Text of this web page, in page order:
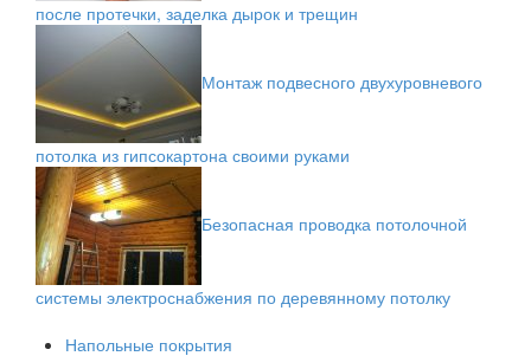
после протечки, заделка дырок и трещин
Монтаж подвесного двухуровневого
потолка из гипсокартона своими руками
Безопасная проводка потолочной
системы электроснабжения по деревянному потолку
Напольные покрытия